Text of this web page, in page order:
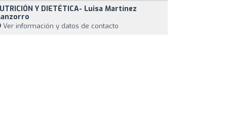
Y DIETÉTICA- Luisa Martínez
Ver información y datos de contacto